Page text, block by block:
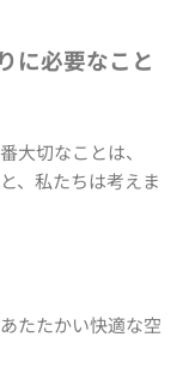
に必要なこと
大切なことは、
、私たちは考えま
たたかい快適な空